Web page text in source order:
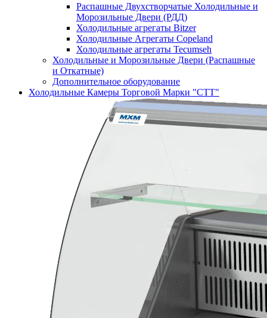
Распашные Двухстворчатые Холодильные и
Морозильные Двери (РДД)
Холодильные агрегаты Bitzer
Холодильные Агрегаты Copeland
Холодильные агрегаты Tecumseh
Холодильные и Морозильные Двери (Распашные
и Откатные)
Дополнительное оборудование
Холодильные Камеры Торговой Марки "СТТ"